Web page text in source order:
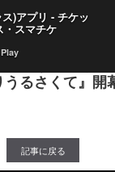
演『うるさくて
るさくて』開
記事に戻る
)アプリ - チケッ
・スマチケ